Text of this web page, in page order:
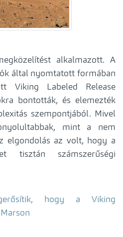
alkalmazott. A
által nyomtatott formában
Viking Labeled Release
bontották, és elemezték
szempontjából. Mivel
mint a nem
elgondolás az volt, hogy a
tisztán számszerűségi
hogy a Viking